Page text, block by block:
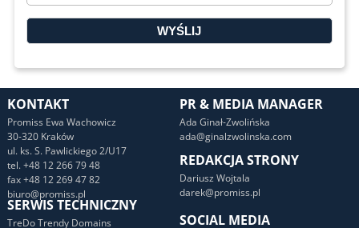
KONTAKT
Promiss Ewa Wachowicz
30-320 Kraków
ul. ks. S. Pawlickiego 2/U17
tel. +48 12 266 79 48
fax +48 12 269 47 82
biuro@promiss.pl
PR & MEDIA MANAGER
Ada Ginał-Zwolińska
ada@ginalzwolinska.com
REDAKCJA STRONY
Dariusz Wojtala
darek@promiss.pl
SOCIAL MEDIA
SERWIS TECHNICZNY
TreDo Trendy Domains